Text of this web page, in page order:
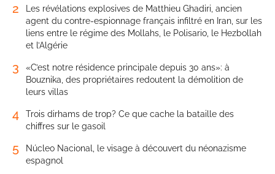
2
Les révélations explosives de Matthieu Ghadiri, ancien
agent du contre-espionnage français infiltré en Iran, sur les
liens entre le régime des Mollahs, le Polisario, le Hezbollah
et l’Algérie
3
«C’est notre résidence principale depuis 30 ans»: à
Bouznika, des propriétaires redoutent la démolition de
leurs villas
4
Trois dirhams de trop? Ce que cache la bataille des
chiffres sur le gasoil
5
Núcleo Nacional, le visage à découvert du néonazisme
espagnol